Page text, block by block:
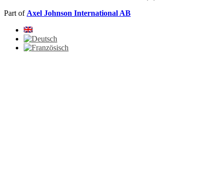
Part of Axel Johnson International AB